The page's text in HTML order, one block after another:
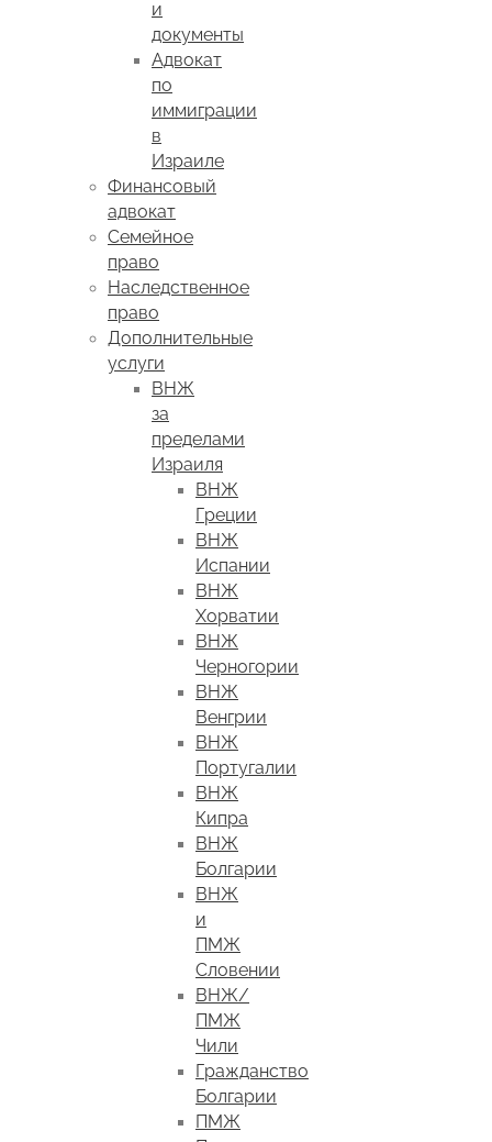
и
документы
Адвокат
по
иммиграции
в
Израиле
Финансовый
адвокат
Семейное
право
Наследственное
право
Дополнительные
услуги
ВНЖ
за
пределами
Израиля
ВНЖ
Греции
ВНЖ
Испании
ВНЖ
Хорватии
ВНЖ
Черногории
ВНЖ
Венгрии
ВНЖ
Португалии
ВНЖ
Кипра
ВНЖ
Болгарии
ВНЖ
и
ПМЖ
Словении
ВНЖ/
ПМЖ
Чили
Гражданство
Болгарии
ПМЖ